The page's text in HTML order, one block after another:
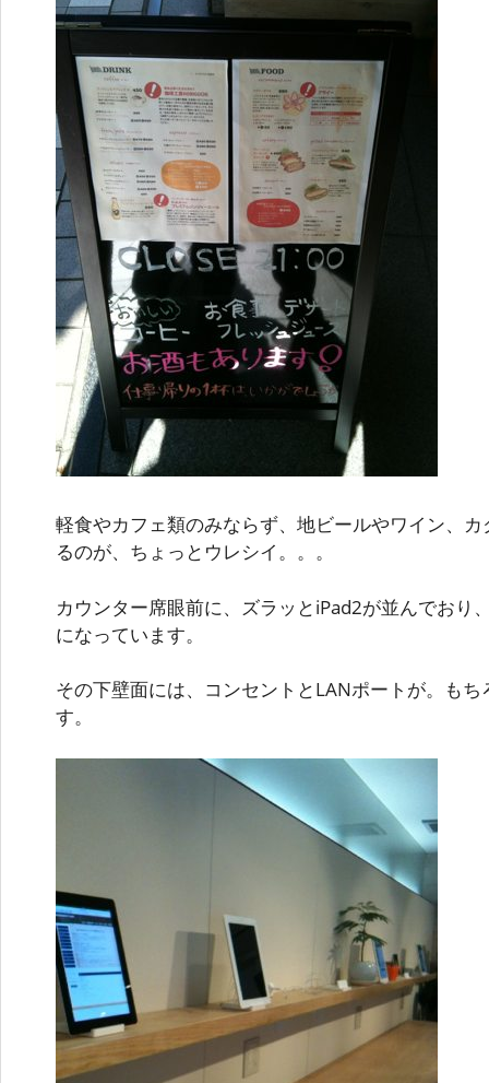
軽食やカフェ類のみならず、地ビールやワイン、
るのが、ちょっとウレシイ。。。
カウンター席眼前に、ズラッとiPad2が並んでおり
になっています。
その下壁面には、コンセントとLANポートが。も
す。